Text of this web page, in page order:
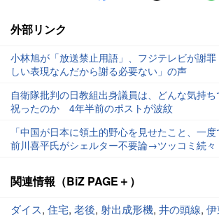
外部リンク
小林旭が「放送禁止用語」、フジテレビが謝
しい表現なんだから謝る必要ない」の声
自衛隊批判の日教組出身議員は、どんな気持
祝ったのか 4年半前のポストが波紋
「中国が日本に領土的野心を見せたこと、一
前川喜平氏がシェルター不要論→ツッコミ続々
関連情報（BiZ PAGE＋）
ダイス, 住宅, 老後, 射出成形機, 井の頭線,